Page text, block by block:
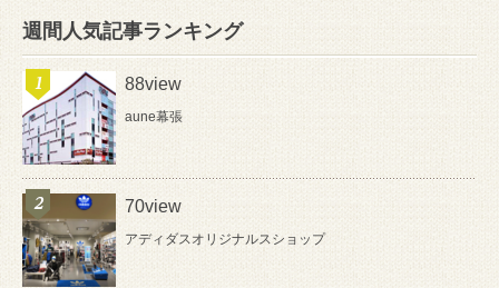
週間人気記事ランキング
88view
aune幕張
70view
アディダスオリジナルスショップ